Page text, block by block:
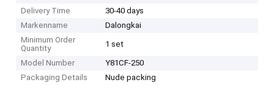
Delivery Time
30-40 days
Markenname
Dalongkai
Minimum Order
Quantity
1 set
Model Number
Y81CF-250
Packaging Details
Nude packing